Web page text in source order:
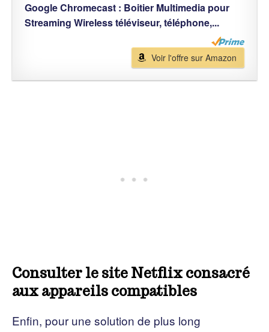
Google Chromecast : Boitier Multimedia pour
Streaming Wireless téléviseur, téléphone,...
Voir l'offre sur Amazon
Consulter le site Netflix consacré
aux appareils compatibles
Enfin, pour une solution de plus long